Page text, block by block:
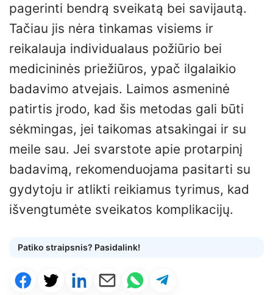
pagerinti bendrą sveikatą bei savijautą.
Tačiau jis nėra tinkamas visiems ir
reikalauja individualaus požiūrio bei
medicininės priežiūros, ypač ilgalaikio
badavimo atvejais. Laimos asmeninė
patirtis įrodo, kad šis metodas gali būti
sėkmingas, jei taikomas atsakingai ir su
meile sau. Jei svarstote apie protarpinį
badavimą, rekomenduojama pasitarti su
gydytoju ir atlikti reikiamus tyrimus, kad
išvengtumėte sveikatos komplikacijų.
Patiko straipsnis? Pasidalink!